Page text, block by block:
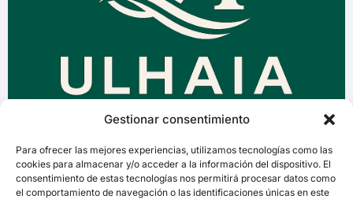
Gestionar consentimiento
Para ofrecer las mejores experiencias, utilizamos tecnologías como las
cookies para almacenar y/o acceder a la información del dispositivo. El
consentimiento de estas tecnologías nos permitirá procesar datos como
el comportamiento de navegación o las identificaciones únicas en este